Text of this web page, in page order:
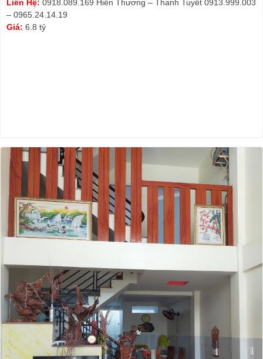
Liên Hệ: 0918.089.169 Hiền Thương – Thanh Tuyết 0913.999.003
– 0965.24.14.19
Giá: 6.8 tỷ